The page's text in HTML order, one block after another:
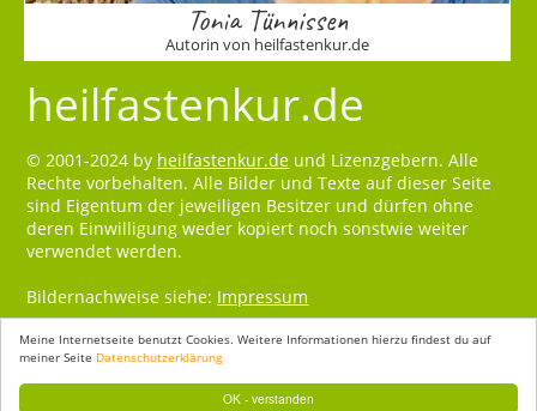
OK - verstanden
Meine Internetseite benutzt Cookies. Weitere Informationen hierzu findest du auf
meiner Seite Datenschutzerklärung
Tonia Tünnissen
Autorin von heilfastenkur.de
heilfastenkur.de
© 2001-2024 by heilfastenkur.de und Lizenzgebern. Alle
Rechte vorbehalten. Alle Bilder und Texte auf dieser Seite
sind Eigentum der jeweiligen Besitzer und dürfen ohne
deren Einwilligung weder kopiert noch sonstwie weiter
verwendet werden.
Bildernachweise siehe: Impressum